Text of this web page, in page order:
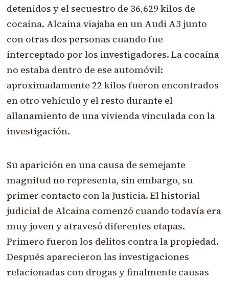
detenidos y el secuestro de 36,629 kilos de
cocaína. Alcaina viajaba en un Audi A3 junto
con otras dos personas cuando fue
interceptado por los investigadores. La cocaína
no estaba dentro de ese automóvil:
aproximadamente 22 kilos fueron encontrados
en otro vehículo y el resto durante el
allanamiento de una vivienda vinculada con la
investigación.
Su aparición en una causa de semejante
magnitud no representa, sin embargo, su
primer contacto con la Justicia. El historial
judicial de Alcaina comenzó cuando todavía era
muy joven y atravesó diferentes etapas.
Primero fueron los delitos contra la propiedad.
Después aparecieron las investigaciones
relacionadas con drogas y finalmente causas